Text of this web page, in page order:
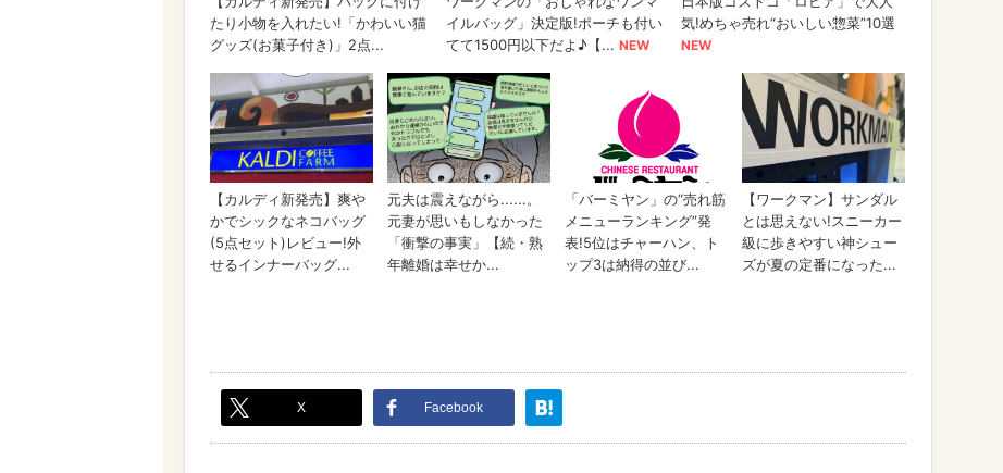
X Facebook